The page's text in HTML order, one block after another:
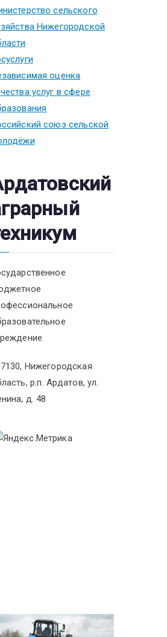
сельского
Нижегородской
оценка
услуг в сфере
союз сельской
Нижегородская
р.п. Ардатов, ул.
д. 48